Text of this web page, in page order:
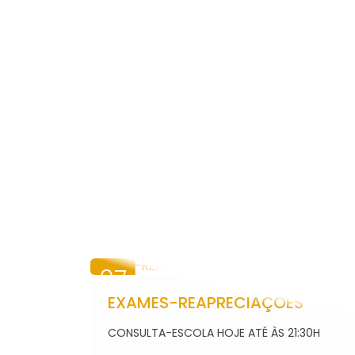
07
AGO
2026
EXAMES-REAPRECIAÇÕES
CONSULTA-ESCOLA HOJE ATÉ ÀS 21:30H